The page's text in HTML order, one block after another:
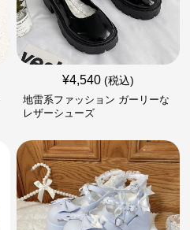
¥4,540 (税込)
地雷系ファッション ガーリーな
レザーシューズ